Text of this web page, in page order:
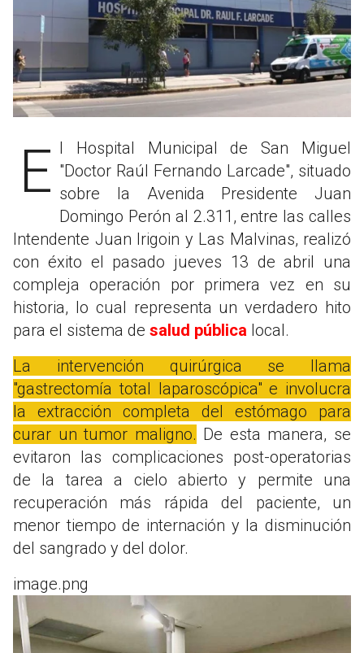
El Hospital Municipal de San Miguel "Doctor Raúl Fernando Larcade", situado
sobre la Avenida Presidente Juan
Domingo Perón al 2.311, entre las calles
Intendente Juan Irigoin y Las Malvinas, realizó
con éxito el pasado jueves 13 de abril una
compleja operación por primera vez en su
historia, lo cual representa un verdadero hito
para el sistema de salud pública local.
La intervención quirúrgica se llama
"gastrectomía total laparoscópica" e involucra
la extracción completa del estómago para
curar un tumor maligno. De esta manera, se
evitaron las complicaciones post-operatorias
de la tarea a cielo abierto y permite una
recuperación más rápida del paciente, un
menor tiempo de internación y la disminución
del sangrado y del dolor.
image.png